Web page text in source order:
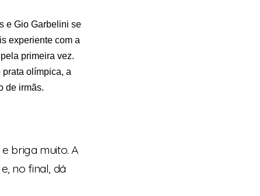
e Gio Garbelini se
experiente com a
primeira vez.
olímpica, a
de irmãs.
briga muito. A
no final, dá